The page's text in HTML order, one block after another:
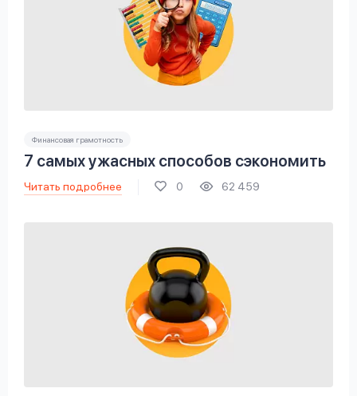
Финансовая грамотность
7 самых ужасных способов сэкономить
Читать подробнее 0 62 459